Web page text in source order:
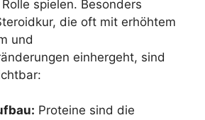
spielen. Besonders
die oft mit erhöhtem
und
einhergeht, sind
Proteine sind die